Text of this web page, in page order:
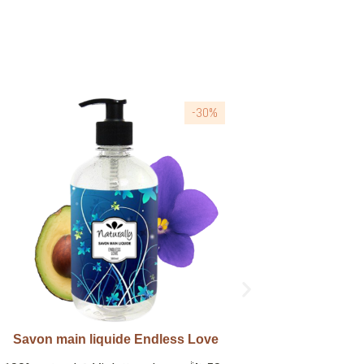
Aperçu rapide
-30%
Savon main liquide Dolce vita